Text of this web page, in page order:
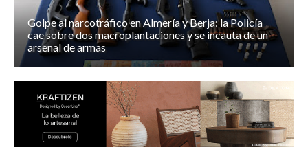
Golpe al narcotráfico en Almería y Berja: la Policía
cae sobre dos macroplantaciones y se incauta de un
arsenal de armas